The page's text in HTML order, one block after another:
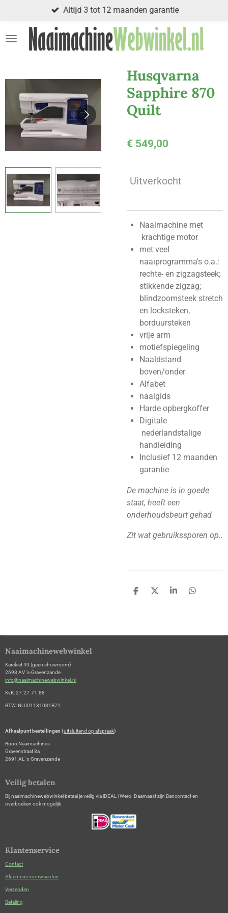
naar
Altijd 3 tot 12 maanden garantie
Husqvarna
Sapphire 870
Quilt
€ 549,00
Uitverkocht
Naaimachine met
krachtige motor
met veel
naaiprogramma's o.a.:
rechte- en zigzagsteek;
stikkende zigzag;
blindzoomsteek stretch
en locksteken,
borduursteken
vrije arm
motiefspiegeling
Naaldstand
boven/onder
Alfabet
naaigids
Harde opbergkoffer
Digitale
nederlandstalige
handleiding
Inclusief 12 maanden
garantie
De machine is in goede
staat, heeft een
onderhoudsbeurt gehad
Zit wat gebruikssporen op..
D
D
S
D
Naaimachinewebwinkel
Karekiet 49 (geen showroom)
2693 AV 's-Gravenzande
info@naaimachinewebwinkel.nl
KvK: 27.27.71.88
BTW: NL001131031B71
Afhaalpunt bestellingen (uitsluitend op afspraak)
Boon Naaimachines
Gravenstraat 8a
2691 AL 's-Gravenzande
Veilig betalen
Bij naaimachinewebwinkel betaal je veilig via iDEAL | Wero. Daarnaast zijn Bancontact en
overboeken ook mogelijk.
Klantenservice
Contact
Algemene voorwaarden
Verzenden
Betaling